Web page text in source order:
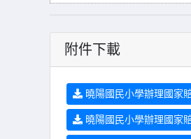
附件下載
曉陽國民小學辦理國家
曉陽國民小學辦理國家